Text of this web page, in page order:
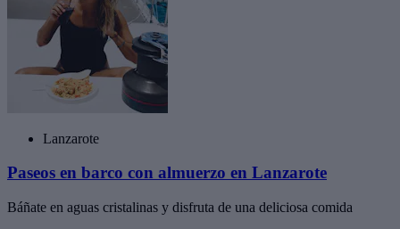
Lanzarote
Paseos en barco con almuerzo en Lanzarote
Báñate en aguas cristalinas y disfruta de una deliciosa comida